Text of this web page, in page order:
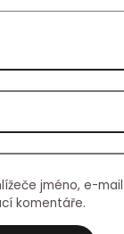
jméno, e-
komentáře.